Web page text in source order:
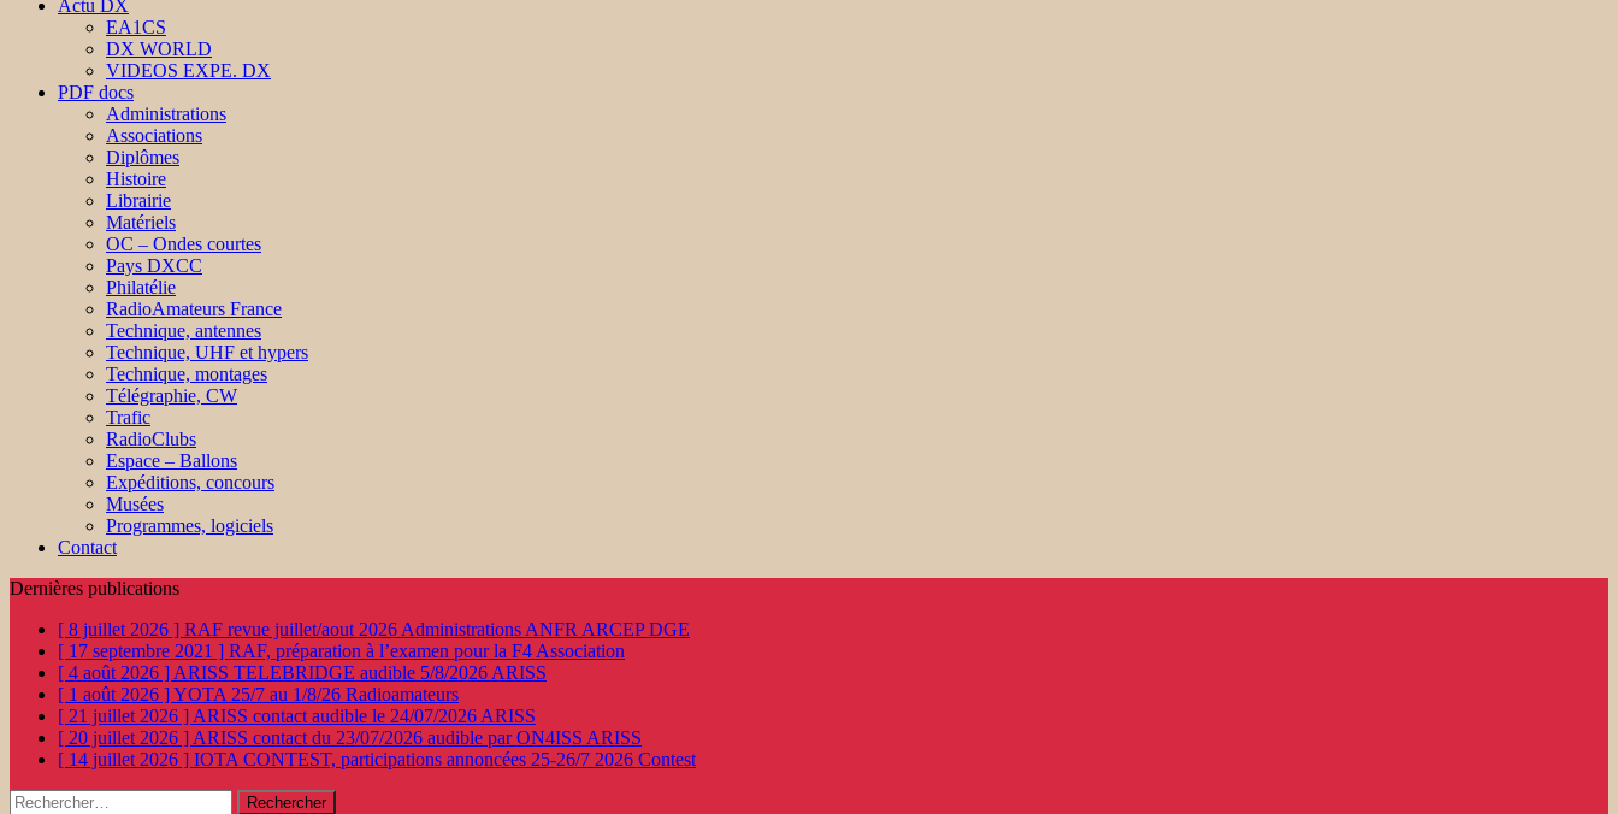
Actu DX
EA1CS
DX WORLD
VIDEOS EXPE. DX
PDF docs
Administrations
Associations
Diplômes
Histoire
Librairie
Matériels
OC – Ondes courtes
Pays DXCC
Philatélie
RadioAmateurs France
Technique, antennes
Technique, UHF et hypers
Technique, montages
Télégraphie, CW
Trafic
RadioClubs
Espace – Ballons
Expéditions, concours
Musées
Programmes, logiciels
Contact
Dernières publications
[ 8 juillet 2026 ] RAF revue juillet/aout 2026 Administrations ANFR ARCEP DGE
[ 17 septembre 2021 ] RAF, préparation à l’examen pour la F4 Association
[ 4 août 2026 ] ARISS TELEBRIDGE audible 5/8/2026 ARISS
[ 1 août 2026 ]YOTA 25/7 au 1/8/26 Radioamateurs
[ 21 juillet 2026 ] ARISS contact audible le 24/07/2026 ARISS
[ 20 juillet 2026 ] ARISS contact du 23/07/2026 audible par ON4ISS ARISS
[ 14 juillet 2026 ] IOTA CONTEST, participations annoncées 25-26/7 2026 Contest
Rechercher :